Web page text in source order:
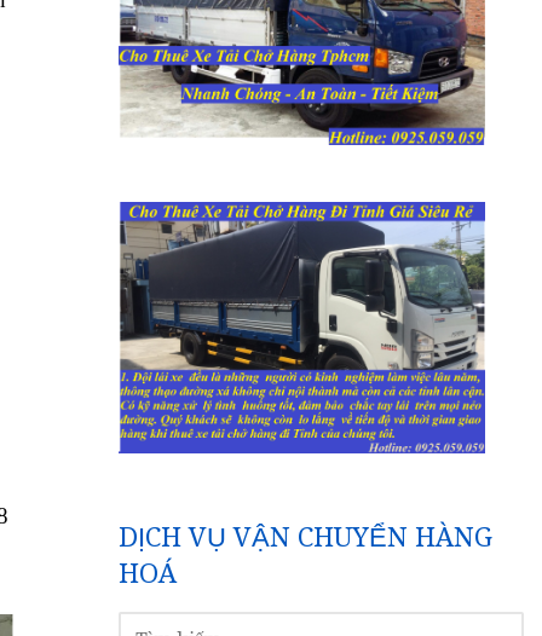
DỊCH VỤ VẬN CHUYỂN HÀNG
HOÁ